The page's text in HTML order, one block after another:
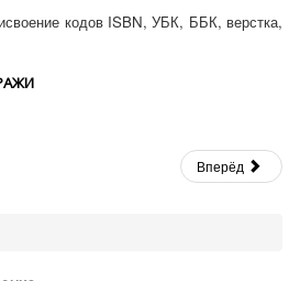
кодов ISBN, УБК, ББК, верстка,
Вперёд